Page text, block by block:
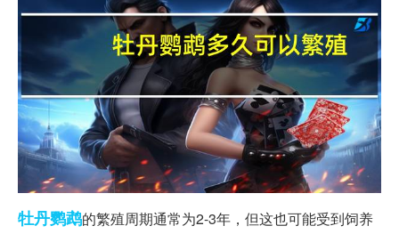
牡丹鹦鹉的繁殖周期通常为2-3年，但这也可能受到饲养